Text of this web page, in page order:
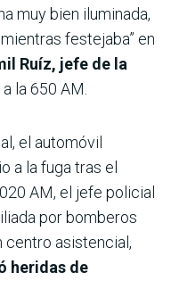
muy bien iluminada,
festejaba” en
Ruíz, jefe de la
la 650 AM.
el automóvil
a la fuga tras el
AM, el jefe policial
por bomberos
centro asistencial,
heridas de